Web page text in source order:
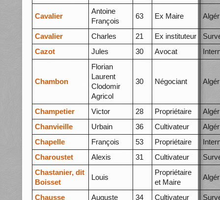
Cavalier
Antoine
François
63 Ex Maire
Cavalier Charles 21 Ex instituteur
Cazot
Jules 30 Avocat
Chambon
Florian
Laurent
Clodomir
Agricol
30 Négociant
Champetier Victor 28 Propriétaire
Chanvieille
Urbain 36 Cultivateur
Chapelle
François 53 Propriétaire
Charoustet
Alexis 31 Cultivateur
Chastanier, dit
Boisset
Louis
Propriétaire
et Maire
Chausse Auguste 34 Cultivateur